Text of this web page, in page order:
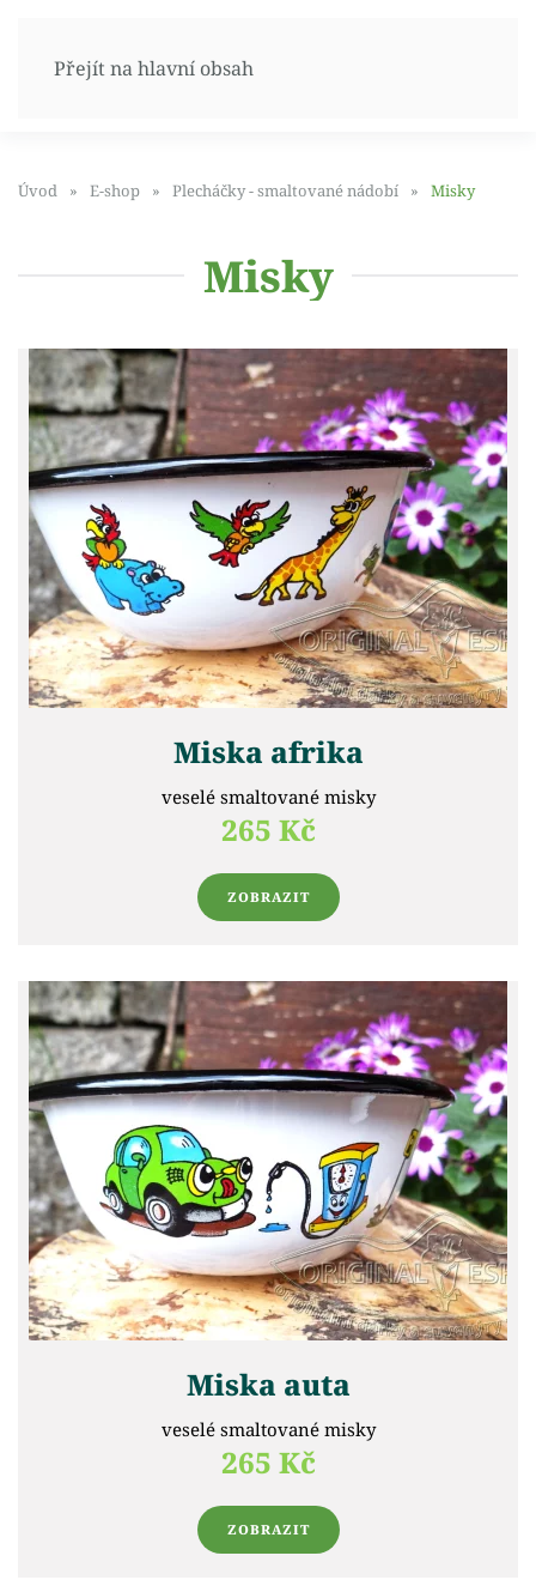
Přejít na hlavní obsah
Úvod E-shop Plecháčky - smaltované nádobí Misky
Misky
Miska afrika
veselé smaltované misky
265 Kč
ZOBRAZIT
Miska auta
veselé smaltované misky
265 Kč
ZOBRAZIT